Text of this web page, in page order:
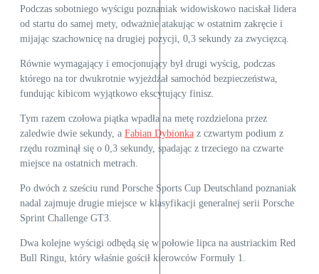
Podczas sobotniego wyścigu poznaniak widowiskowo naciskał lidera
od startu do samej mety, odważnie atakując w ostatnim zakręcie i
mijając szachownicę na drugiej pozycji, 0,3 sekundy za zwycięzcą.
Równie wymagający i emocjonujący był drugi wyścig, podczas
którego na tor dwukrotnie wyjeżdżał samochód bezpieczeństwa,
fundując kibicom wyjątkowo ekscytujący finisz.
Tym razem czołowa piątka wpadła na metę rozdzielona przez
zaledwie dwie sekundy, a Fabian Dybionka z czwartym podium z
rzędu rozminął się o 0,3 sekundy, spadając z trzeciego na czwarte
miejsce na ostatnich metrach.
Po dwóch z sześciu rund Porsche Sports Cup Deutschland poznaniak
nadal zajmuje drugie miejsce w klasyfikacji generalnej serii Porsche
Sprint Challenge GT3.
Dwa kolejne wyścigi odbędą się w połowie lipca na austriackim Red
Bull Ringu, który właśnie gościł kierowców Formuły 1.